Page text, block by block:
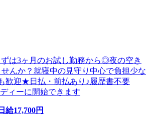
ずは3ヶ月のお試し勤務から◎夜の空き
んか？就寝中の見守り中心で負担少な
歓迎★日払・前払あり♪履歴書不要
ィーに開始できます
日給17,700円